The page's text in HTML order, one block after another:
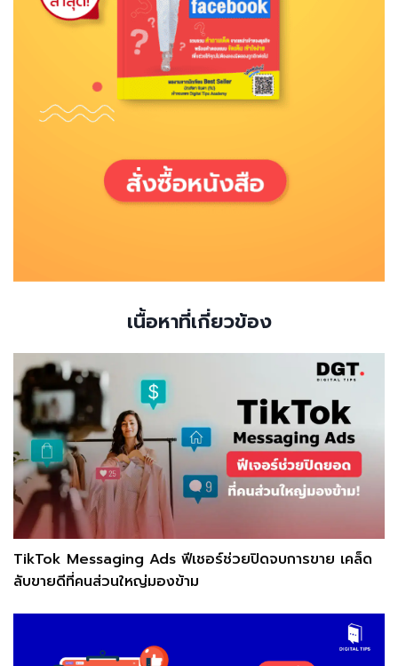
เนื้อหาที่เกี่ยวข้อง
TikTok Messaging Ads ฟีเชอร์ช่วยปิดจบการขาย เคล็ด
ลับขายดีที่คนส่วนใหญ่มองข้าม